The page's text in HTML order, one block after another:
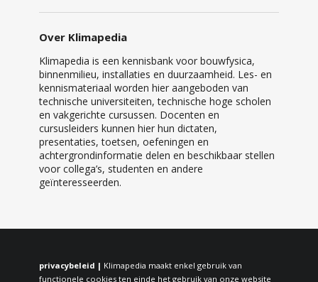
Over Klimapedia
Klimapedia is een kennisbank voor bouwfysica,
binnenmilieu, installaties en duurzaamheid. Les- en
kennismateriaal worden hier aangeboden van
technische universiteiten, technische hoge scholen
en vakgerichte cursussen. Docenten en
cursusleiders kunnen hier hun dictaten,
presentaties, toetsen, oefeningen en
achtergrondinformatie delen en beschikbaar stellen
voor collega’s, studenten en andere
geïnteresseerden.
privacybeleid | Klimapedia maakt enkel gebruik van
functionele cookies ten einde het gebruik van onze website